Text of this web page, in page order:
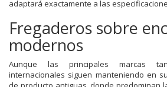
adaptará exactamente a las
Fregaderos sobre
modernos
Aunque las principales marcas
internacionales siguen manteniendo en